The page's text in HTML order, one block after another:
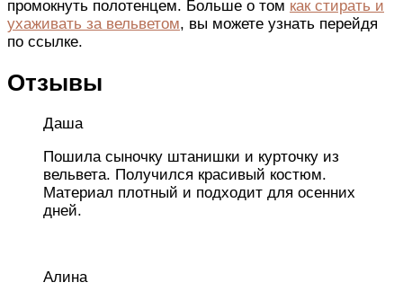
промокнуть полотенцем. Больше о том как стирать и
ухаживать за вельветом, вы можете узнать перейдя
по ссылке.
Отзывы
Даша
Пошила сыночку штанишки и курточку из
вельвета. Получился красивый костюм.
Материал плотный и подходит для осенних
дней.
Алина